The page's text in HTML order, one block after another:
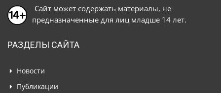
Сайт может содержать материалы, не
предназначенные для лиц младше 14 лет.
РАЗДЕЛЫ САЙТА
Новости
Публикации